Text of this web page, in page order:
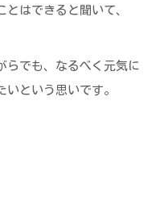
はできると聞いて、
らでも、なるべく元気に
という思いです。